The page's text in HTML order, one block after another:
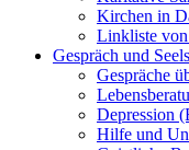
Kirchen in
Linkliste
Gespräch und
Gespräche
Depression
Hilfe und